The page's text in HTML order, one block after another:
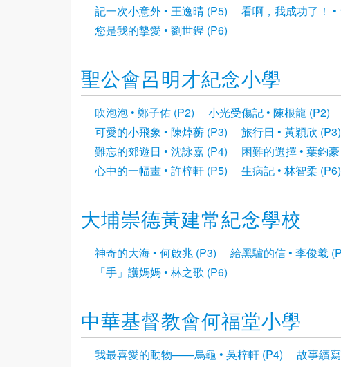
記一次小意外 • 王逸晴 (P5)
看啊，我成功了！ •
您是我的摯愛 • 劉世鏗 (P6)
聖公會呂明才紀念小學
吹泡泡 • 鄭子佑 (P2) 小光受傷記 • 陳根龍 (P2)
可愛的小飛象 • 陳焯蘅 (P3)
旅行日 • 黃穎欣 (P3)
難忘的郊遊日 • 沈詠嘉 (P4)
困難的選擇 • 葉鈞
心中的一幅畫 • 許梓軒 (P5)
生病記 • 林智柔 (P6)
大埔崇德黃建常紀念學校
神奇的大海 • 何啟兆 (P3) 給黑驢的信 • 李俊羲
「手」護媽媽 • 林之歌 (P6)
中華基督教會何福堂小學
我最喜愛的動物——烏龜 • 吳梓軒 (P4)
故事續